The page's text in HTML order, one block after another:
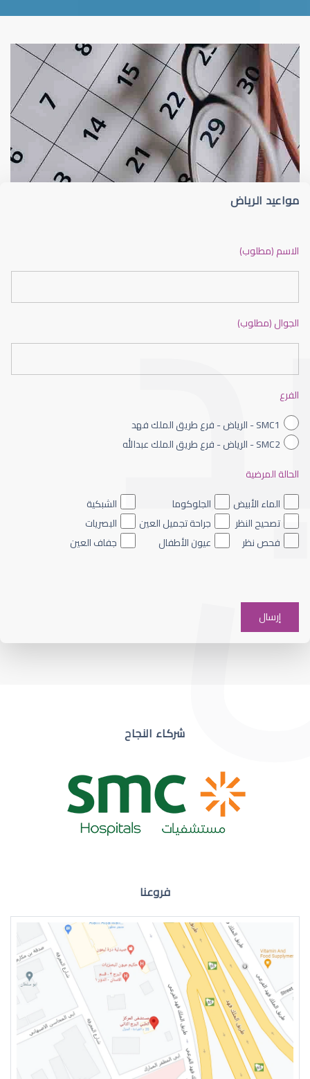
قلوبال لرعاية العين ضعف نظر
ضعف نظر الاطفال
ضعف نظر العين اليسرى
ضعف نظر مفاجئ
ضعف نظر في العين اليسرى
مواعيد الرياض
الاسم (مطلوب)
الجوال (مطلوب)
الفرع
SMC1 - الرياض - فرع طريق الملك فهد
SMC2 - الرياض - فرع طريق الملك عبدالله
الحالة المرضية
الماء الأبيض
الجلوكوما
الشبكية
تصحيح النظر
جراحة تجميل العين
البصريات
فحص نظر
عيون الأطفال جفاف العين
شركاء النجاح
فروعنا